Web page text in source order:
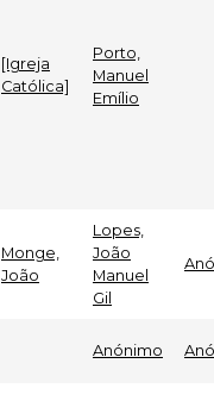
[Igreja
Católica]
Porto,
Manuel
Emílio
Monge,
João
Lopes,
João
Manuel
Gil
Anónimo